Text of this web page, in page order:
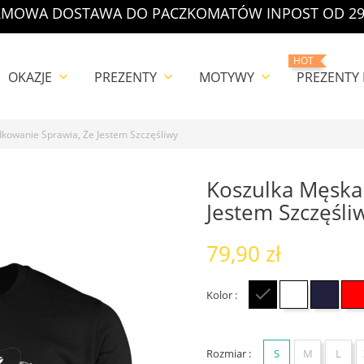
DOSTAWA DO PACZKOMATÓW INPOST OD
OKAZJE keyboard_arrow_down PREZENTY keyboard_arrow_down MOTYWY keyboard_arrow_down
HOT
Sprawia, Że Jestem Szczęśliwy
Koszulka
Jestem
79,90 zł
Kolor :
Rozmiar : S M L